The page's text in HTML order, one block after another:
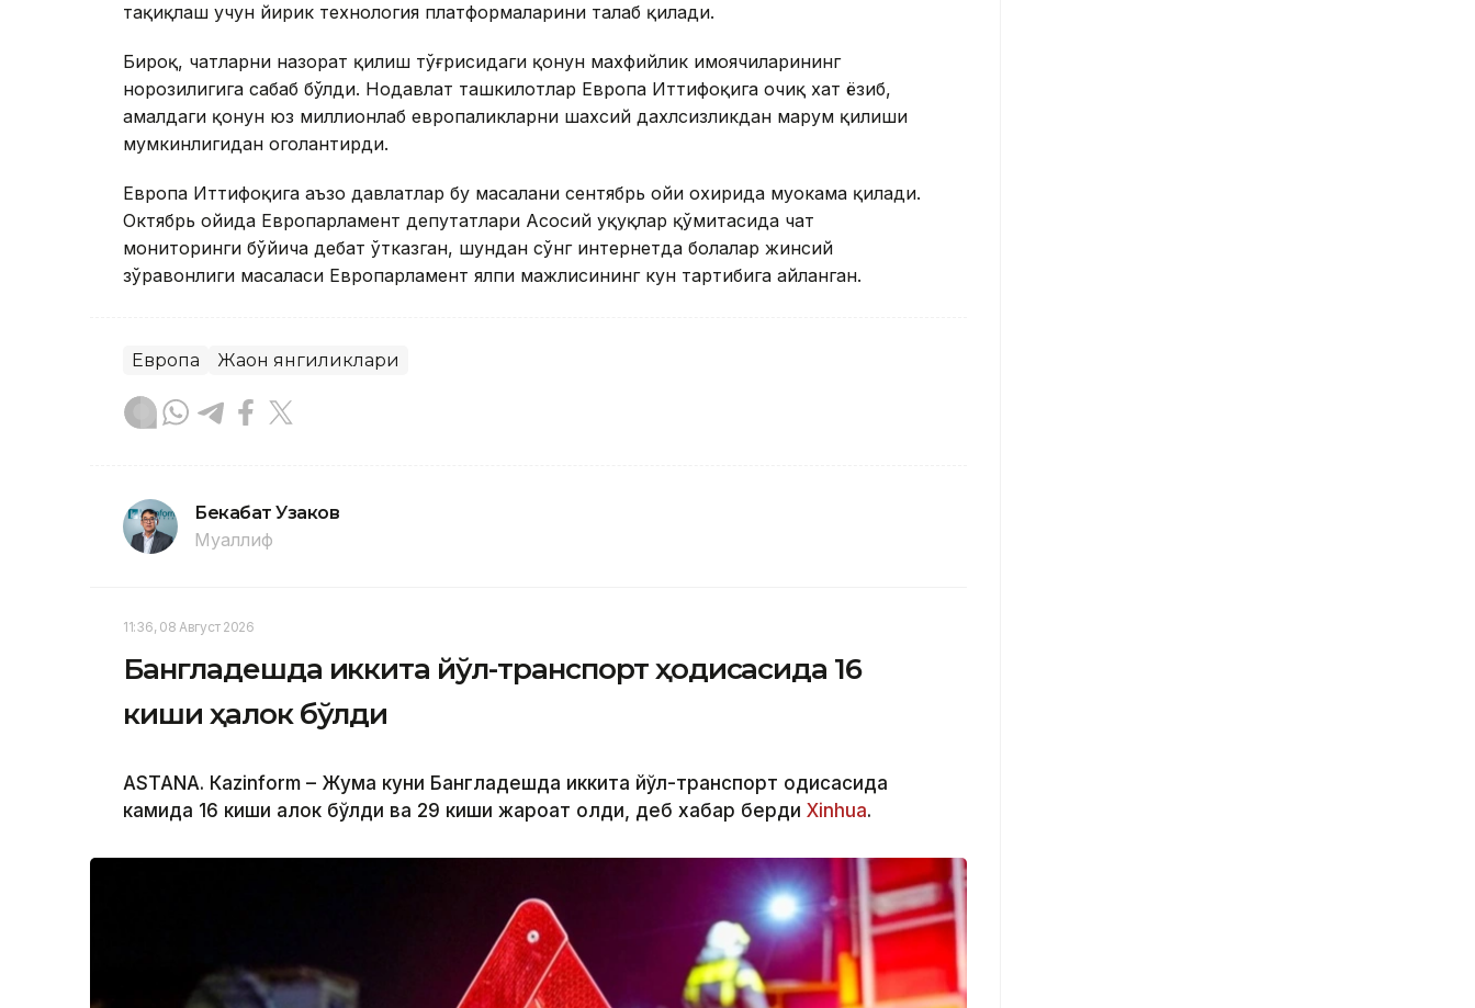
тақиқлаш учун йирик технология платформаларини талаб қилади.
Бироқ, чатларни назорат қилиш тўғрисидаги қонун махфийлик ҳимоячиларининг
норозилигига сабаб бўлди. Нодавлат ташкилотлар Европа Иттифоқига очиқ хат ёзиб,
амалдаги қонун юз миллионлаб европаликларни шахсий дахлсизликдан маҳрум қилиши
мумкинлигидан огоҳлантирди.
Европа Иттифоқига аъзо давлатлар бу масалани сентябрь ойи охирида муҳокама қилади.
Октябрь ойида Европарламент депутатлари Асосий ҳуқуқлар қўмитасида чат
мониторинги бўйича дебат ўтказган, шундан сўнг интернетда болалар жинсий
зўравонлиги масаласи Европарламент ялпи мажлисининг кун тартибига айланган.
Европа Жаҳон янгиликлари
Бекабат Узаков
Муаллиф
11:36, 08 Август 2026
Бангладешда иккита йўл-транспорт ҳодисасида 16
киши ҳалок бўлди
ASTANА. Кazinform – Жума куни Бангладешда иккита йўл-транспорт ҳодисасида
камида 16 киши ҳалок бўлди ва 29 киши жароҳат олди, деб хабар берди Xinhua.